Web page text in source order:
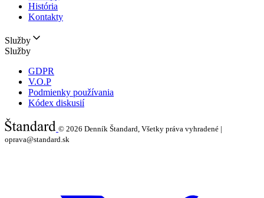
História
Kontakty
Služby
Služby
GDPR
V.O.P
Podmienky používania
Kódex diskusií
© 2026 Denník Štandard, Všetky práva vyhradené |
oprava@standard.sk